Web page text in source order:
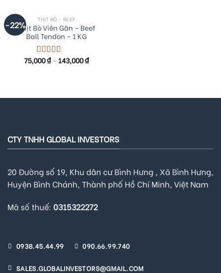
-22% THỊT BÒ - BEEF
Thịt Bò Viên Gân – Beef
Ball Tendon – 1 KG
Rated 5.00
75,000₫– 143,000₫
CTY TNHH GLOBAL INVESTORS
20 Đường số 19, Khu dân cư Bình Hưng , Xã Bình Hưng,
Huyện Bình Chánh, Thành phố Hồ Chí Minh, Việt Nam
Mã số thuế: 0315322272
0938.45.44.99 090.66.99.740
SALES.GLOBALINVESTORS@GMAIL.COM